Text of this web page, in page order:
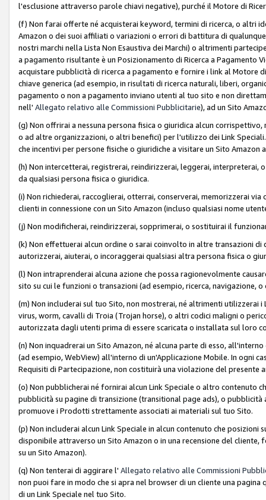
l'esclusione attraverso parole chiavi negative), purché il Motore di
(f) Non farai offerte né acquisterai keyword, termini di ricerca, o altri
Amazon o dei suoi affiliati o variazioni o errori di battitura di
nostri marchi nella Lista Non Esaustiva dei Marchi) o altrimenti
a pagamento risultante è un Posizionamento di Ricerca a Pagamento
acquistare pubblicità di ricerca a pagamento e fornire i link al Motore
chiave generica (ad esempio, in risultati di ricerca naturali, liberi,
pagamento o non a pagamento inviano utenti al tuo sito e non
nell' Allegato relativo alle Commissioni Pubblicitarie), ad un Sito
(g) Non offrirai a nessuna persona fisica o giuridica alcun
o ad altre organizzazioni, o altri benefici) per l'utilizzo dei Link
che incentivi per persone fisiche o giuridiche a visitare un Sito
(h) Non intercetterai, registrerai, reindirizzerai, leggerai,
da qualsiasi persona fisica o giuridica.
(i) Non richiederai, raccoglierai, otterrai, conserverai, memorizzerai
clienti in connessione con un Sito Amazon (incluso qualsiasi nome
(j) Non modificherai, reindirizzerai, sopprimerai, o sostituirai il
(k) Non effettuerai alcun ordine o sarai coinvolto in altre transazioni
autorizzerai, aiuterai, o incoraggerai qualsiasi altra persona fisica o
(l) Non intraprenderai alcuna azione che possa ragionevolmente
sito su cui le funzioni o transazioni (ad esempio, ricerca, navigazione,
(m) Non includerai sul tuo Sito, non mostrerai, né altrimenti utilizzerai
virus, worm, cavalli di Troia (Trojan horse), o altri codici maligni o
autorizzata dagli utenti prima di essere scaricata o installata sul loro
(n) Non inquadrerai un Sito Amazon, né alcuna parte di esso,
(ad esempio, WebView) all'interno di un'Applicazione Mobile. In ogni
Requisiti di Partecipazione, non costituirà una violazione del presente
(o) Non pubblicherai né fornirai alcun Link Speciale o altro contenuto
pubblicità su pagine di transizione (transitional page ads), o
promuove i Prodotti strettamente associati ai materiali sul tuo Sito.
(p) Non includerai alcun Link Speciale in alcun contenuto che
disponibile attraverso un Sito Amazon o in una recensione del
su un Sito Amazon).
(q) Non tenterai di aggirare l' Allegato relativo alle Commissioni
non puoi fare in modo che si apra nel browser di un cliente una
di un Link Speciale nel tuo Sito.